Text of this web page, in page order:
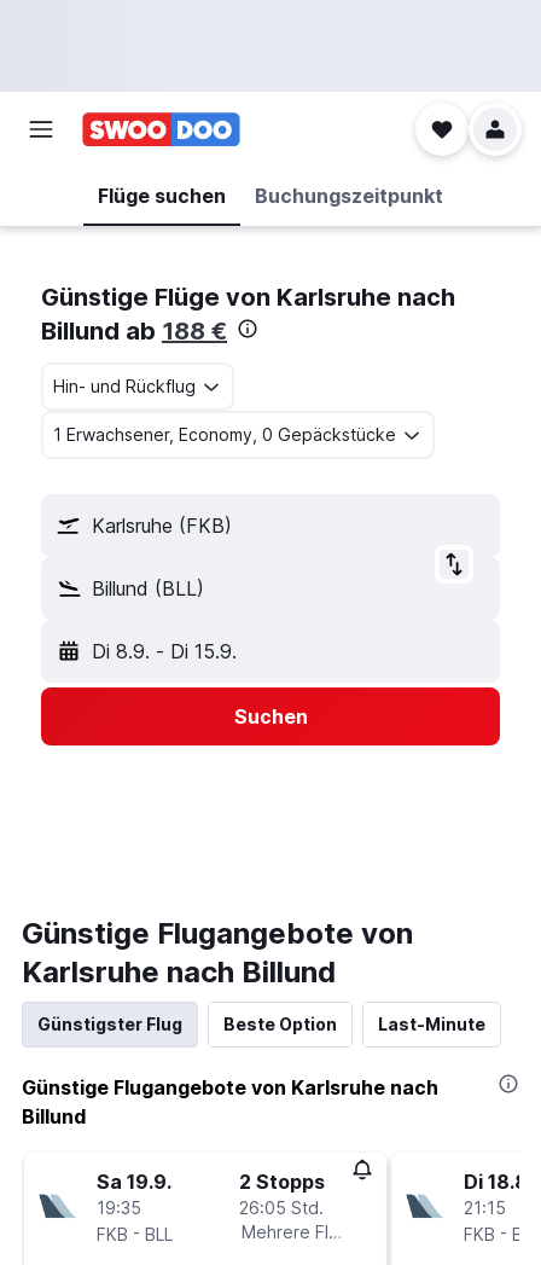
Flüge suchen Buchungszeitpunkt
Günstige Flüge von Karlsruhe nach
Billund ab 188 €
Hin- und Rückflug
1 Erwachsener, Economy, 0 Gepäckstücke
Karlsruhe (FKB)
Billund (BLL)
Di 8.9. - Di 15.9.
Suchen
Günstige Flugangebote von
Karlsruhe nach Billund
Günstigster Flug Beste Option Last-Minute
Günstige Flugangebote von Karlsruhe nach
Billund
Sa 19.9.
19:35
FKB - BLL
2 Stopps
26:05 Std.
Mehrere Fluglinien
Di 18.8.
21:15
FKB - BLL